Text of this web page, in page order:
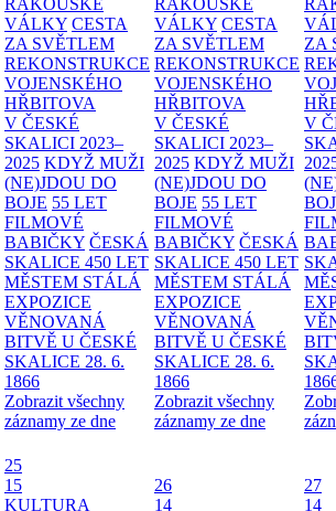
RAKOUSKÉ
VÁLKY CESTA
ZA SVĚTLEM
REKONSTRUKCE
VOJENSKÉHO
HŘBITOVA
V ČESKÉ
SKALICI 2023–
2025 KDYŽ MUŽI
(NE)JDOU DO
BOJE 55 LET
FILMOVÉ
BABIČKY ČESKÁ
SKALICE 450 LET
MĚSTEM STÁLÁ
EXPOZICE
VĚNOVANÁ
BITVĚ U ČESKÉ
SKALICE 28. 6.
1866
Zobrazit všechny
záznamy ze dne
RAKOUSKÉ
VÁLKY CESTA
ZA SVĚTLEM
REKONSTRUKCE
VOJENSKÉHO
HŘBITOVA
V ČESKÉ
SKALICI 2023–
2025 KDYŽ MUŽI
(NE)JDOU DO
BOJE 55 LET
FILMOVÉ
BABIČKY ČESKÁ
SKALICE 450 LET
MĚSTEM STÁLÁ
EXPOZICE
VĚNOVANÁ
BITVĚ U ČESKÉ
SKALICE 28. 6.
1866
Zobrazit všechny
záznamy ze dne
ZA
V
25
15
KULTURA
26
14
27
14